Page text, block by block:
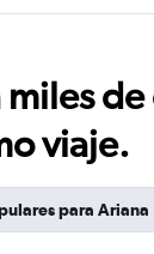
miles
viaje.
para Ariana